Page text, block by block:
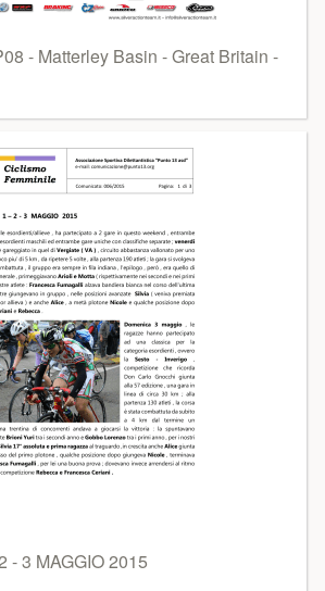
- Matterley Basin - Great Britain -
- 3 MAGGIO 2015